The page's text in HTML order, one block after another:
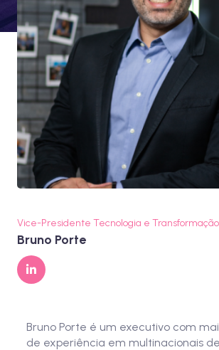
Vice-Presidente Tecnologia e Transformação
Bruno Porte
Bruno Porte é um executivo com
de experiência em multinacionais